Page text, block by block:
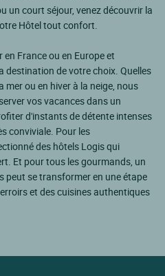
un court séjour, venez découvrir la
Hôtel tout confort.
France ou en Europe et
destination de votre choix. Quelles
mer ou en hiver à la neige, nous
vos vacances dans un
d'instants de détente intenses
conviviale. Pour les
des hôtels Logis qui
Et pour tous les gourmands, un
peut se transformer en une étape
et des cuisines authentiques